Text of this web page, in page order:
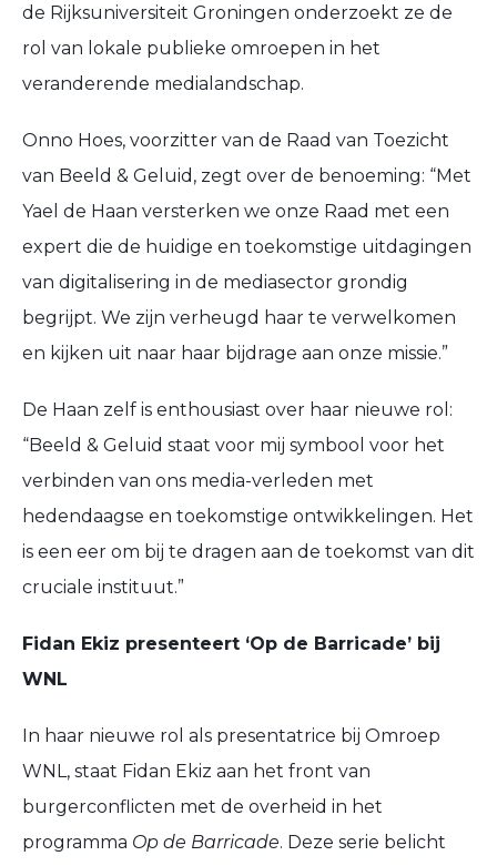
de Rijksuniversiteit Groningen onderzoekt ze de
rol van lokale publieke omroepen in het
veranderende medialandschap.
Onno Hoes, voorzitter van de Raad van Toezicht
van Beeld & Geluid, zegt over de benoeming: “Met
Yael de Haan versterken we onze Raad met een
expert die de huidige en toekomstige uitdagingen
van digitalisering in de mediasector grondig
begrijpt. We zijn verheugd haar te verwelkomen
en kijken uit naar haar bijdrage aan onze missie.”
De Haan zelf is enthousiast over haar nieuwe rol:
“Beeld & Geluid staat voor mij symbool voor het
verbinden van ons media-verleden met
hedendaagse en toekomstige ontwikkelingen. Het
is een eer om bij te dragen aan de toekomst van dit
cruciale instituut.”
Fidan Ekiz presenteert ‘Op de Barricade’ bij
WNL
In haar nieuwe rol als presentatrice bij Omroep
WNL, staat Fidan Ekiz aan het front van
burgerconflicten met de overheid in het
programma Op de Barricade. Deze serie belicht